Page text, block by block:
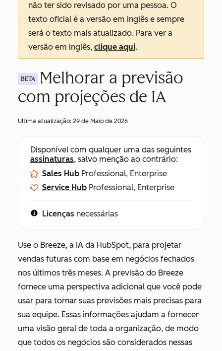
não ter sido revisado por uma pessoa. O
texto oficial é a versão em inglês e sempre
será o texto mais atualizado. Para ver a
versão em inglês, clique aqui.
BETA
Melhorar a previsão
com projeções de IA
Ultima atualização: 29 de Maio de 2026
Disponível com qualquer uma das seguintes
assinaturas, salvo menção ao contrário:
Sales Hub Professional, Enterprise
Service Hub Professional, Enterprise
Licenças necessárias
Use o Breeze, a IA da HubSpot, para projetar
vendas futuras com base em negócios fechados
nos últimos três meses. A previsão do Breeze
fornece uma perspectiva adicional que você pode
usar para tornar suas previsões mais precisas para
sua equipe. Essas informações ajudam a fornecer
uma visão geral de toda a organização, de modo
que todos os negócios são considerados nessas